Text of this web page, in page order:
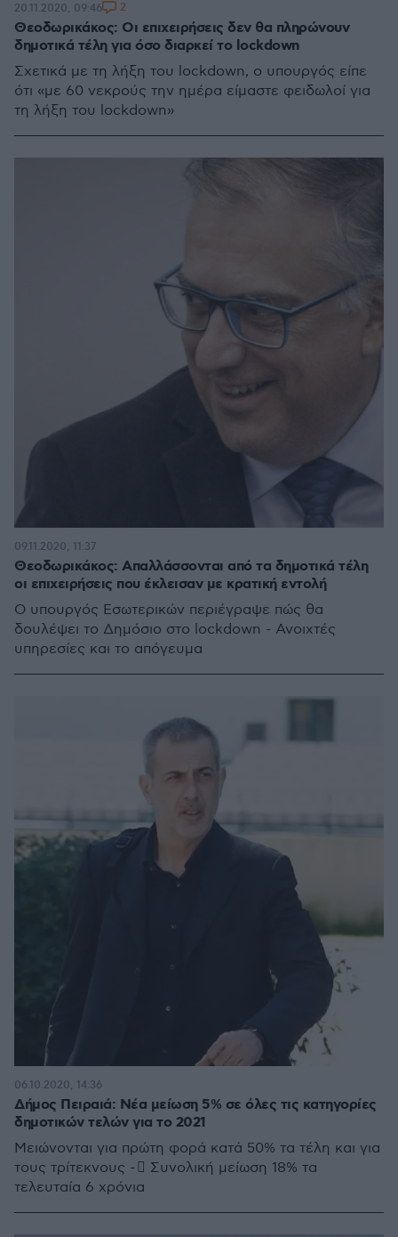
Θεοδωρικάκος: Οι επιχειρήσεις δεν θα πληρώνουν
δημοτικά τέλη για όσο διαρκεί το lockdown
Σχετικά με τη λήξη του lockdown, ο υπουργός είπε
ότι «με 60 νεκρούς την ημέρα είμαστε φειδωλοί για
τη λήξη του lockdown»
20.11.2020, 09:46 2
Θεοδωρικάκος: Απαλλάσσονται από τα δημοτικά τέλη
οι επιχειρήσεις που έκλεισαν με κρατική εντολή
Ο υπουργός Εσωτερικών περιέγραψε πώς θα
δουλέψει το Δημόσιο στο lockdown - Ανοιχτές
υπηρεσίες και το απόγευμα
09.11.2020, 11:37
Δήμος Πειραιά: Νέα μείωση 5% σε όλες τις κατηγορίες
δημοτικών τελών για το 2021
Μειώνονται για πρώτη φορά κατά 50% τα τέλη και για
τους τρίτεκνους -  Συνολική μείωση 18% τα
τελευταία 6 χρόνια
06.10.2020, 14:36